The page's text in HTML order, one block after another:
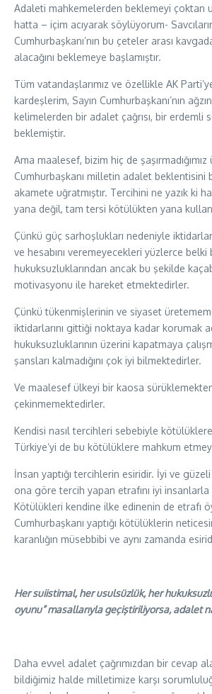
Adaleti mahkemelerden beklemeyi çoktan
hatta – içim acıyarak söylüyorum-
Cumhurbaşkanı’nın bu çeteler arası
alacağını beklemeye başlamıştır.
Tüm vatandaşlarımız ve özellikle AK
kardeşlerim, Sayın Cumhurbaşkanı’nın
kelimelerden bir adalet çağrısı, bir erdemli
beklemiştir.
Ama maalesef, bizim hiç de şaşırmadığımız
Cumhurbaşkanı milletin adalet beklentisini
akamete uğratmıştır. Tercihini ne yazık ki
yana değil, tam tersi kötülükten yana
Çünkü güç sarhoşlukları nedeniyle
ve hesabını veremeyecekleri yüzlerce belki
hukuksuzluklarından ancak bu şekilde
motivasyonu ile hareket etmektedirler.
Çünkü tükenmişlerinin ve siyaset
iktidarlarını gittiği noktaya kadar korumak
hukuksuzluklarının üzerini kapatmaya
şansları kalmadığını çok iyi bilmektedirler.
Ve maalesef ülkeyi bir kaosa
çekinmemektedirler.
Kendisi nasıl tercihleri sebebiyle
Türkiye’yi de bu kötülüklere mahkum
İnsan yaptığı tercihlerin esiridir. İyi ve
ona göre tercih yapan etrafını iyi
Kötülükleri kendine ilke edinenin de etrafı
Cumhurbaşkanı yaptığı kötülüklerin
karanlığın müsebbibi ve aynı zamanda
Her suiistimal, her usulsüzlük, her
oyunu” masallarıyla geçiştiriliyorsa, adalet
Daha evvel adalet çağrımızdan bir cevap
bildiğimiz halde milletimize karşı